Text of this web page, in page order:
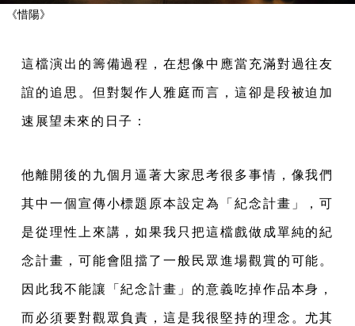
《惜陽》
這檔演出的籌備過程，在想像中應當充滿對過往友
誼的追思。但對製作人雅庭而言，這卻是段被迫加
速展望未來的日子：
他離開後的九個月逼著大家思考很多事情，像我們
其中一個宣傳小標題原本設定為「紀念計畫」，可
是從理性上來講，如果我只把這檔戲做成單純的紀
念計畫，可能會阻擋了一般民眾進場觀賞的可能。
因此我不能讓「紀念計畫」的意義吃掉作品本身，
而必須要對觀眾負責，這是我很堅持的理念。尤其